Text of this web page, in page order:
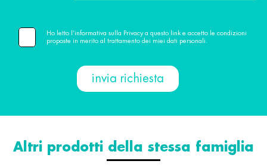
Ho letto l’informativa sulla Privacy a questo link e accetto le condizioni
proposte in merito al trattamento dei miei dati personali.
Altri prodotti della stessa famiglia